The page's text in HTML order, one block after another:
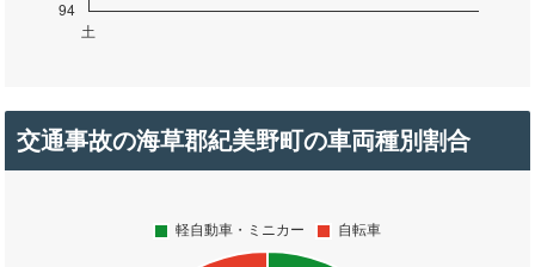
交通事故の海草郡紀美野町の車両種別割合